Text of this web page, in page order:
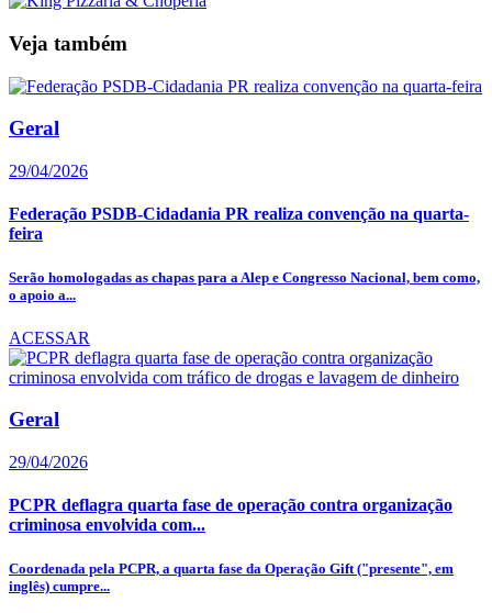
Veja também
Geral
29/04/2026
Federação PSDB-Cidadania PR realiza convenção na quarta-
feira
Serão homologadas as chapas para a Alep e Congresso Nacional, bem como,
o apoio a...
ACESSAR
Geral
29/04/2026
PCPR deflagra quarta fase de operação contra organização
criminosa envolvida com...
Coordenada pela PCPR, a quarta fase da Operação Gift ("presente", em
inglês) cumpre...